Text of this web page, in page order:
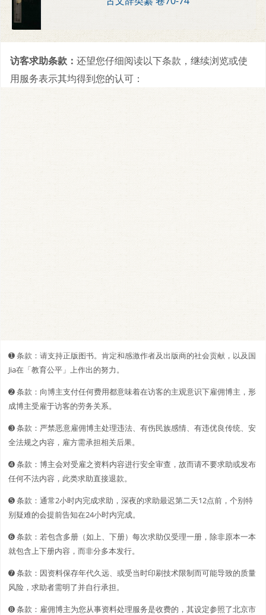
访客求助条款： 还望您仔细阅读以下条款，继续浏览或使
用服务表示其均得到您的认可：
➊️ 条款：请支持正版图书。肯定和感激作者及出版商的社会贡献，以及国
Jia在「教育公平」上作出的努力。
➋️️ 条款：向博主支付任何费用都意味着在访客的主观意识下雇佣博主，形
成博主受雇于访客的劳务关系。
➌ 条款：严禁恶意雇佣博主处理违法、有伤民族感情、有违优良传统、安
全法规之内容，雇方需承担相关后果。
➍ 条款：博主会对受雇之资料内容进行安全审查，故而请不要求助或发布
任何不法内容，此类求助直接退款。
➎ 条款：通常2小时内完成求助，深夜的求助最迟第二天12点前，个别特
别疑难的会提前告知在24小时内完成。
➏ 条款：若包含多册（如上、下册）每次求助仅受理一册，除非原本一本
就包含上下册内容，而非分多本发行。
➐ 条款：因资料保存年代久远、或受当时印刷技术限制而可能导致的质量
风险，求助者需明了并自行承担。
➑ 条款：雇佣博主为您从事资料处理服务是收费的，其设定参照了北京市